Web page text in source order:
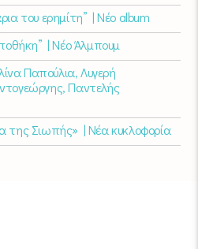
του ερημίτη” | Νέο album
| Νέο Άλμπουμ
Παπούλια, Λυγερή
Παντελής
της Σιωπής» | Νέα κυκλοφορία